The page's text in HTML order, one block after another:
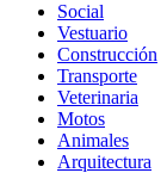
Social
Vestuario
Construcción
Transporte
Veterinaria
Motos
Animales
Arquitectura